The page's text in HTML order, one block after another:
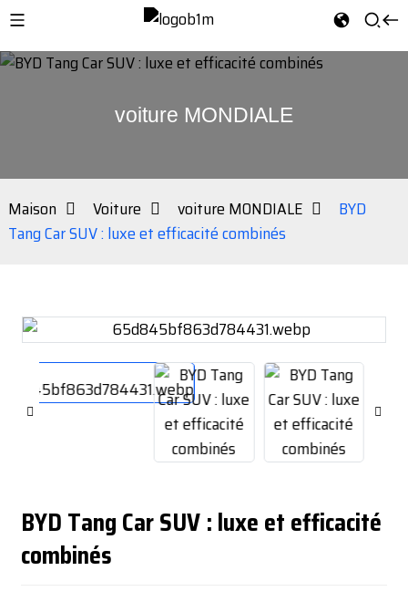
voiture MONDIALE
Maison Voiture voiture MONDIALE
BYD
Tang Car SUV : luxe et efficacité combinés
BYD Tang Car SUV : luxe et efficacité
combinés